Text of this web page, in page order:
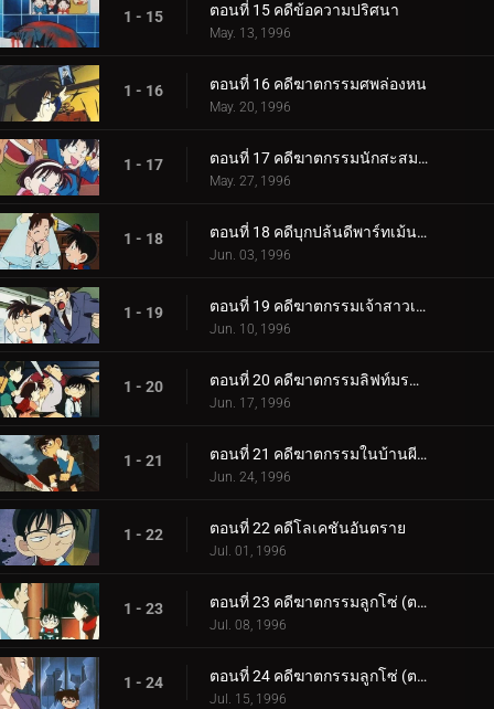
1 - 15 ตอนที่ 15 คดีข้อความปริศนา
May. 13, 1996
1 - 16 ตอนที่ 16 คดีฆาตกรรมศพล่องหน
May. 20, 1996
1 - 17 ตอนที่ 17 คดีฆาตกรรมนักสะสมของเก่า
May. 27, 1996
1 - 18 ตอนที่ 18 คดีบุกปล้นดีพาร์ทเม้นสโตร์
Jun. 03, 1996
1 - 19 ตอนที่ 19 คดีฆาตกรรมเจ้าสาวเดือนมิถุนา
Jun. 10, 1996
1 - 20 ตอนที่ 20 คดีฆาตกรรมลิฟท์มรณะ
Jun. 17, 1996
1 - 21 ตอนที่ 21 คดีฆาตกรรมในบ้านผีสิง
Jun. 24, 1996
1 - 22 ตอนที่ 22 คดีโลเคชันอันตราย
Jul. 01, 1996
1 - 23 ตอนที่ 23 คดีฆาตกรรมลูกโซ่ (ตอนแรก)
Jul. 08, 1996
1 - 24 ตอนที่ 24 คดีฆาตกรรมลูกโซ่ (ตอนจบ)
Jul. 15, 1996